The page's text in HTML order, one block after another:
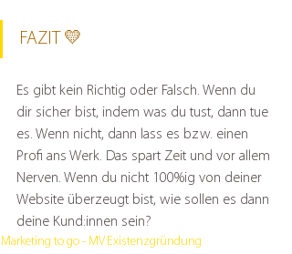
FAZIT 💛
Es gibt kein Richtig oder Falsch. Wenn du
dir sicher bist, indem was du tust, dann tue
es. Wenn nicht, dann lass es bzw. einen
Profi ans Werk. Das spart Zeit und vor allem
Nerven. Wenn du nicht 100%ig von deiner
Website überzeugt bist, wie sollen es dann
deine Kund:innen sein?
Marketing to go - MV Existenzgründung